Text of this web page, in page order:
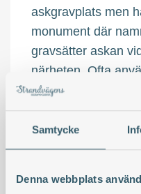
Samtycke
Denna webbplats
askgravplats men
monument där
gravsätter askan
närheten. Ofta
askan gravsätts i
får närvara vid
även gravsätta på